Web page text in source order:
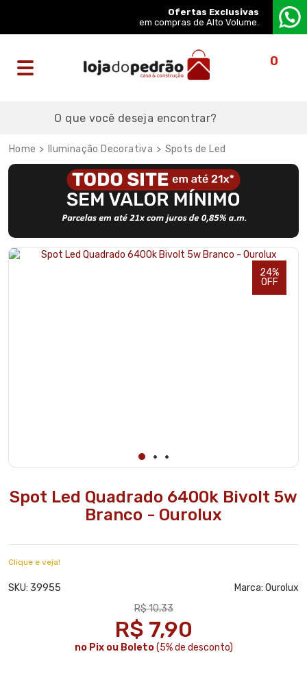
Ofertas Exclusivas
em compras de Alto Volume.
0
Iluminação Decorativa Spots de Led
24%
OFF
Spot Led Quadrado 6400k Bivolt 5w
Branco - Ourolux
Clique e veja!
SKU: 39955 Marca: Ourolux
R$ 10,33
R$ 7,90
no Pix ou Boleto(5% de desconto)